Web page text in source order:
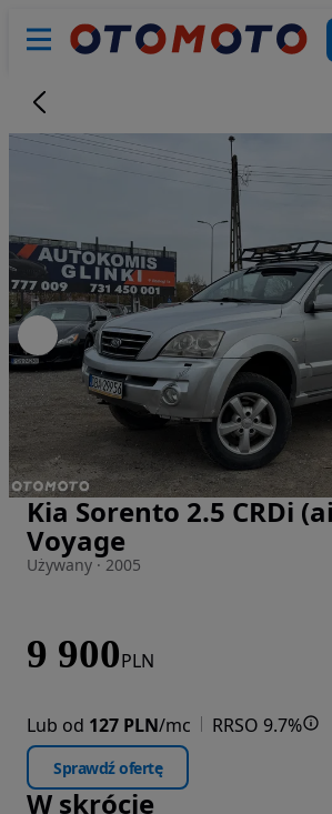
Zdjęcie 1 z 31
Kia Sorento 2.5 CRDi
Voyage
Używany · 2005
9 900PLN
Lub od 127 PLN/mc RRSO 9.7%
Sprawdź ofertę
W skrócie